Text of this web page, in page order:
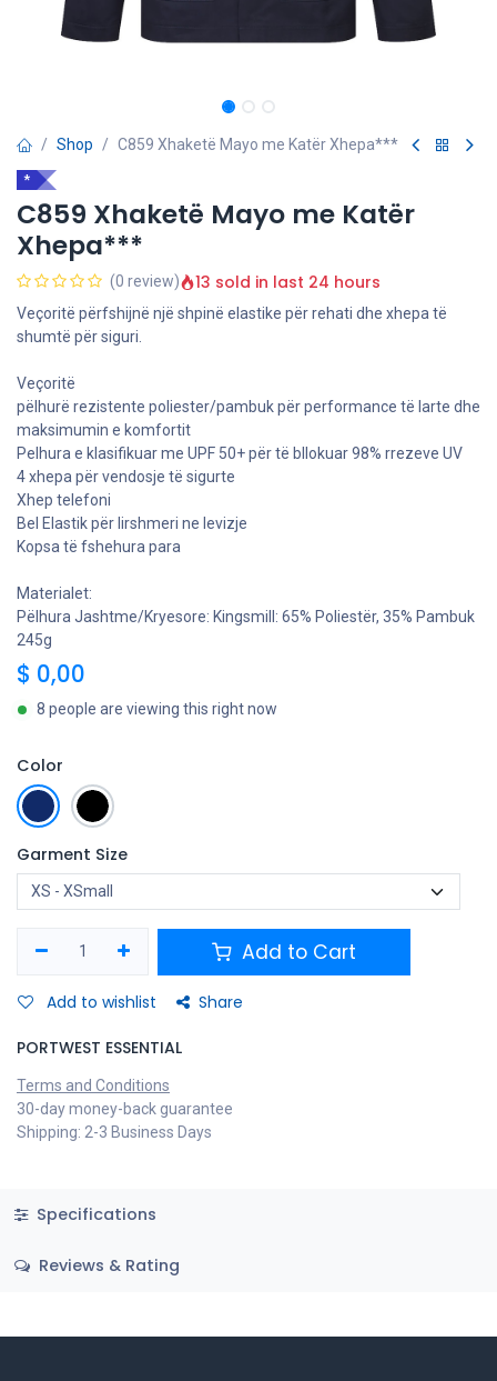
Shop C859 Xhaketë Mayo me Katër Xhepa***
*
C859 Xhaketë Mayo me Katër
Xhepa***
(0 review) 13 sold in last 24 hours
Veçoritë përfshijnë një shpinë elastike për rehati dhe xhepa të
shumtë për siguri.
Veçoritë
pëlhurë rezistente poliester/pambuk për performance të larte dhe
maksimumin e komfortit
Pelhura e klasifikuar me UPF 50+ për të bllokuar 98% rrezeve UV
4 xhepa për vendosje të sigurte
Xhep telefoni
Bel Elastik për lirshmeri ne levizje
Kopsa të fshehura para
Materialet:
Pëlhura Jashtme/Kryesore: Kingsmill: 65% Poliestër, 35% Pambuk
245g
$ 0,00
8 people are viewing this right now
Color
Garment Size
Add to Cart
Add to wishlist Share
PORTWEST ESSENTIAL
Terms and Conditions
30-day money-back guarantee
Shipping: 2-3 Business Days
Specifications
Reviews & Rating